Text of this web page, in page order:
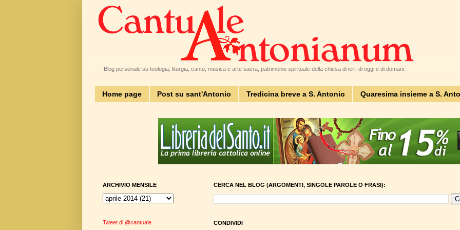
Blog personale su teologia, liturgia, canto, musica e arte sacra, patrimonio spirituale della chiesa di ieri, di oggi e di domani.
Home page Post su sant'Antonio Tredicina breve a S. Antonio Quaresima insieme a S.
CERCA NEL BLOG (ARGOMENTI, SINGOLE PAROLE O FRASI):
CONDIVIDI
ARCHIVIO MENSILE
Tweet di @cantuale